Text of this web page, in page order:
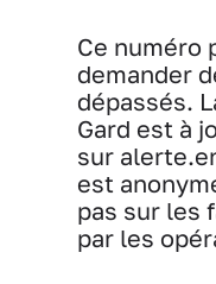
Ce numéro
demander
dépassés.
Gard est à
sur
est
pas sur les
par les